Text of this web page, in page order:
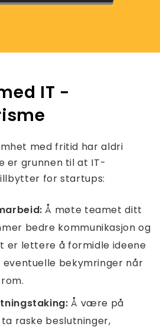
IT -
med fritid har aldri
grunnen til at IT-
for startups:
Å møte teamet ditt
bedre kommunikasjon og
er lettere å formidle ideene
eventuelle bekymringer når
Å være på
raske beslutninger,